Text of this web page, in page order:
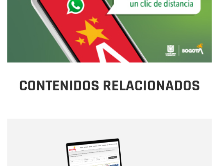
CONTENIDOS RELACIONADOS
Correo electrónico